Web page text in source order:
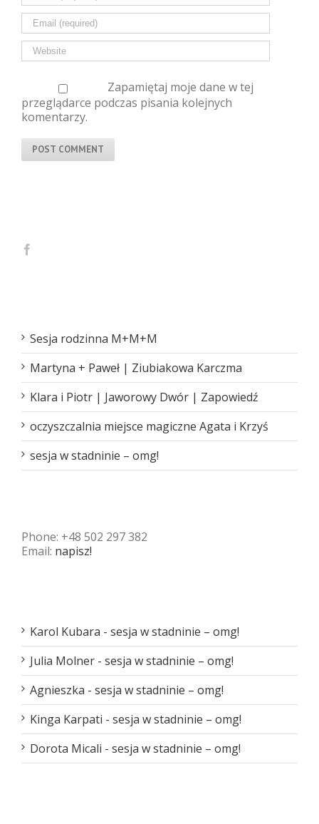
Zapamiętaj moje dane w tej
przeglądarce podczas pisania kolejnych
komentarzy.
Sesja rodzinna M+M+M
Martyna + Paweł | Ziubiakowa Karczma
Klara i Piotr | Jaworowy Dwór | Zapowiedź
oczyszczalnia miejsce magiczne Agata i Krzyś
sesja w stadninie – omg!
Phone: +48 502 297 382
Email: napisz!
Karol Kubara - sesja w stadninie – omg!
Julia Molner - sesja w stadninie – omg!
Agnieszka - sesja w stadninie – omg!
Kinga Karpati - sesja w stadninie – omg!
Dorota Micali - sesja w stadninie – omg!